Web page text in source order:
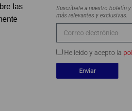
las
Suscríbete a nuestro boletín
más relevantes y exclusivas.
He leído y acepto la
Enviar